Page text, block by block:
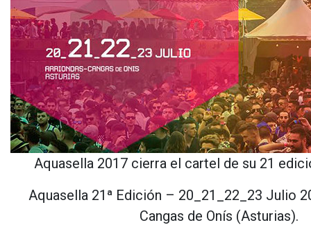
Aquasella 2017 cierra el cartel de su 21
Aquasella 21ª Edición – 20_21_22_23 Julio
Cangas de Onís (Asturias).